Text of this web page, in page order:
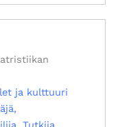
ja kulttuuri